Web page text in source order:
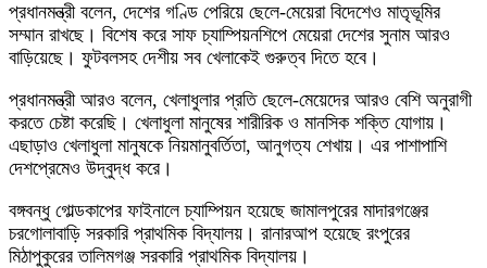
প্রধানমন্ত্রী বলেন, দেশের গণ্ডি পেরিয়ে ছেলে-মেয়েরা বিদেশেও মাতৃভূমির
সম্মান রাখছে। বিশেষ করে সাফ চ্যাম্পিয়নশিপে মেয়েরা দেশের সুনাম আরও
বাড়িয়েছে। ফুটবলসহ দেশীয় সব খেলাকেই গুরুত্ব দিতে হবে।
প্রধানমন্ত্রী আরও বলেন, খেলাধুলার প্রতি ছেলে-মেয়েদের আরও বেশি অনুরাগী
করতে চেষ্টা করেছি। খেলাধুলা মানুষের শারীরিক ও মানসিক শক্তি যোগায়।
এছাড়াও খেলাধুলা মানুষকে নিয়মানুবর্তিতা, আনুগত্য শেখায়। এর পাশাপাশি
দেশপ্রেমেও উদ্বুদ্ধ করে।
বঙ্গবন্ধু গোল্ডকাপের ফাইনালে চ্যাম্পিয়ন হয়েছে জামালপুরের মাদারগঞ্জের
চরগোলাবাড়ি সরকারি প্রাথমিক বিদ্যালয়। রানারআপ হয়েছে রংপুরের
মিঠাপুকুরের তালিমগঞ্জ সরকারি প্রাথমিক বিদ্যালয়।